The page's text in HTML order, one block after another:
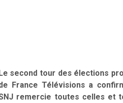
second tour des élections
France Télévisions a
remercie toutes celles et